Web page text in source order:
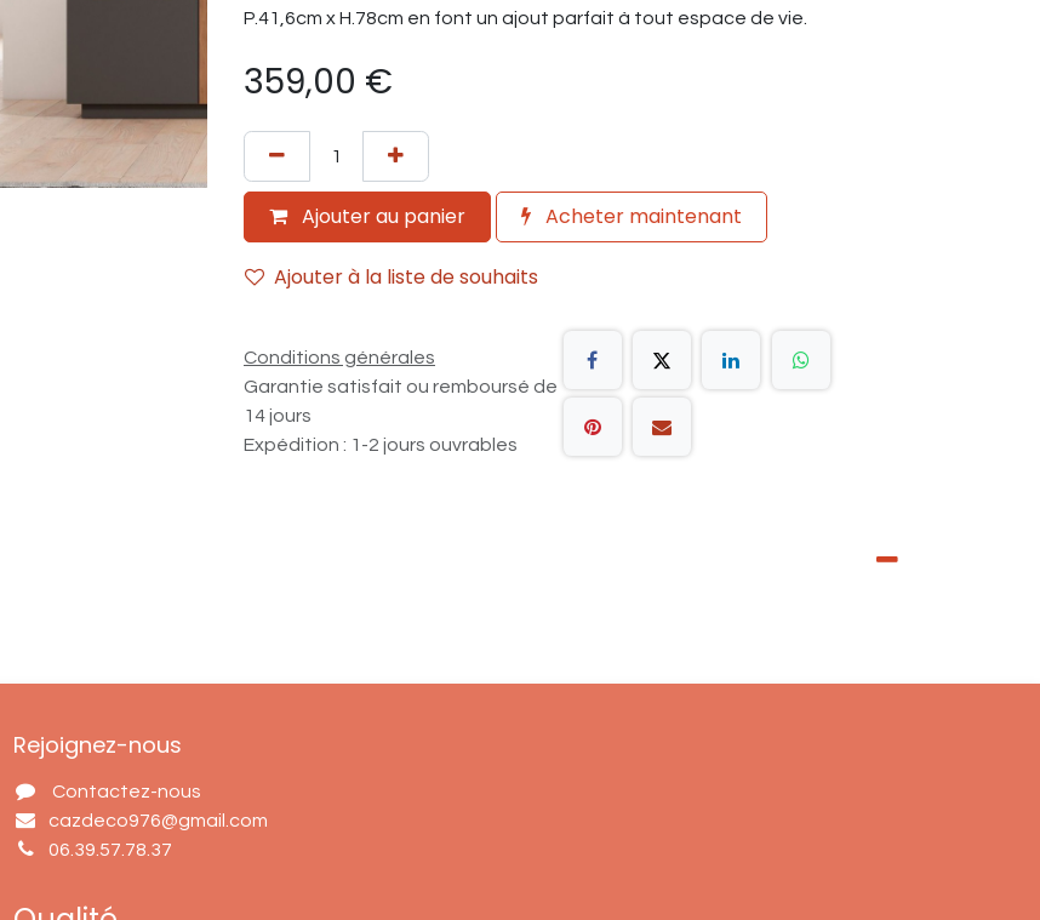
P.41,6cm x H.78cm en font un ajout parfait à tout espace de vie.
359,00 €
Ajouter au panier Acheter maintenant
Ajouter à la liste de souhaits
Conditions générales
Garantie satisfait ou remboursé de
14 jours
Expédition : 1-2 jours ouvrables
Rejoignez-nous
Contactez-nous
cazdeco976@gmail.com
06.39.57.78.37